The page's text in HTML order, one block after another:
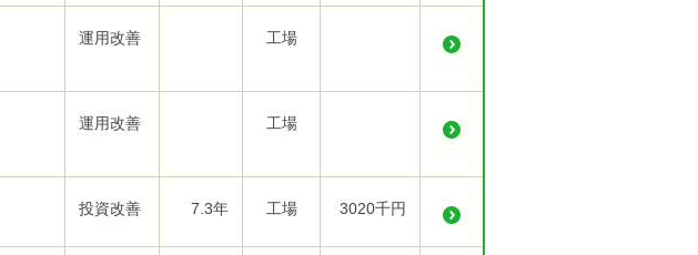
運用改善 工場
運用改善 工場
投資改善 7.3年 工場 3020千円